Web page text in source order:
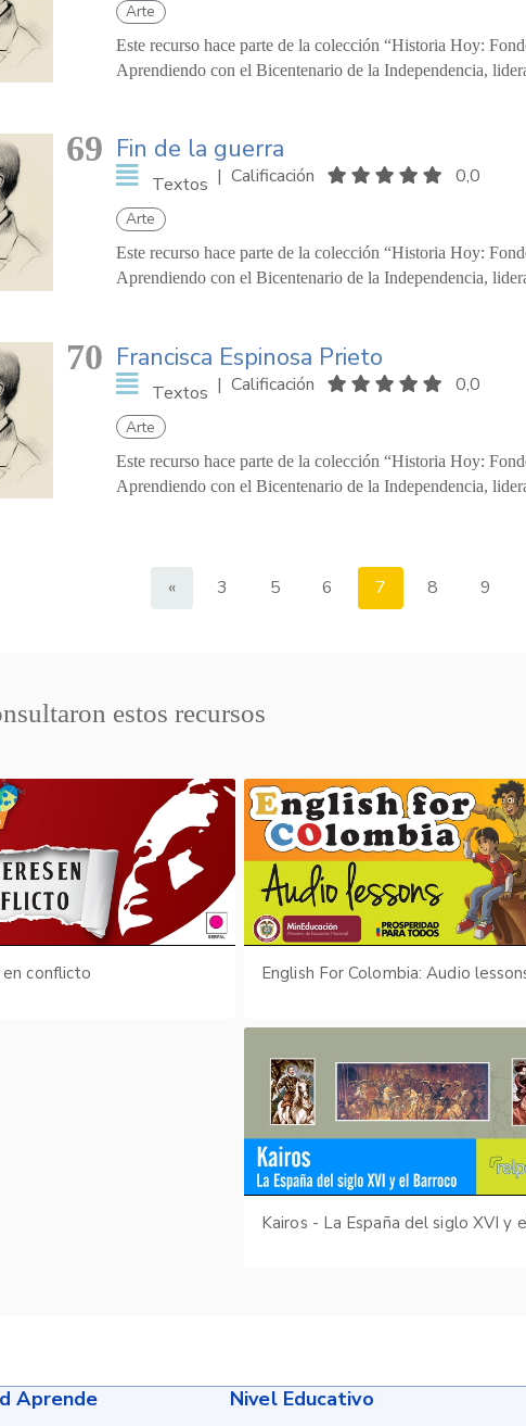
Arte
Este recurso hace parte de la colección “Historia Hoy:
Aprendiendo con el Bicentenario de la Independencia,
69 Fin de la guerra
Textos | Calificación 0,0
Arte
Este recurso hace parte de la colección “Historia Hoy:
Aprendiendo con el Bicentenario de la Independencia,
70 Francisca Espinosa Prieto
Textos | Calificación 0,0
Arte
Este recurso hace parte de la colección “Historia Hoy:
Aprendiendo con el Bicentenario de la Independencia,
« 3 5 6 7 8 9
estos recursos
conflicto English For Colombia: Audio
Aprende Nivel Educativo